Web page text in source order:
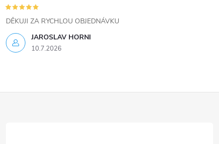
JAROSLAV HORNI
10.7.2026
DĚKUJI ZA RYCHLOU OBJEDNÁVKU